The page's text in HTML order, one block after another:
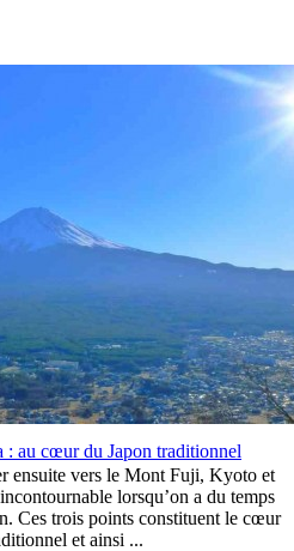
au cœur du Japon traditionnel
ensuite vers le Mont Fuji, Kyoto et
lorsqu’on a du temps
Ces trois points constituent le cœur
et ainsi ...